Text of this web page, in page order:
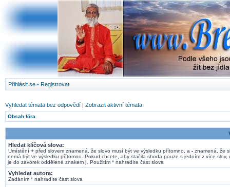
Přihlásit se • Registrovat
Vyhledat témata bez odpovědí | Zobrazit aktivní témata
Obsah fóra
Hledat klíčová slova:
Umístění + před slovem znamená, že slovo musí být ve výsledku přítomno, a - znamená, že
nemá být ve výsledku přítomno. Pokud chcete, aby stačila shoda pouze s jedním z více slov,
je do závorek oddělené znakem | . Použitím * nahradíte část slova
Vyhledat autora:
Zadáním * nahradíte část slova